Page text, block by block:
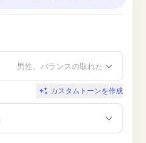
男性、バランスの取れた
カスタムトーンを作成